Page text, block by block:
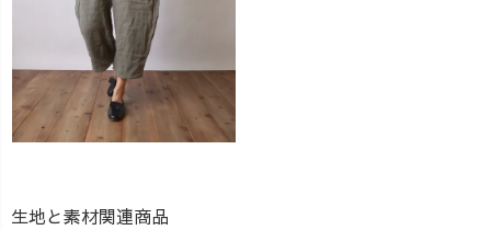
生地と素材関連商品